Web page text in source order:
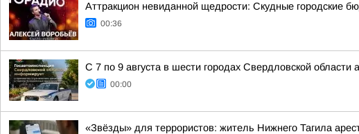
Аттракцион невиданной щедрости: Скудные городские
00:36
С 7 по 9 августа в шести городах Свердловской области
00:00
«Звёзды» для террористов: житель Нижнего Тагила